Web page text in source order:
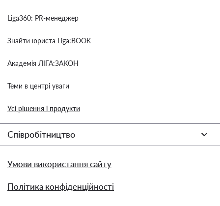
Liga360: PR-менеджер
Знайти юриста Liga:BOOK
Академія ЛІГА:ЗАКОН
Теми в центрі уваги
Усі рішення і продукти
Співробітництво
Умови використання сайту
Політика конфіденційності